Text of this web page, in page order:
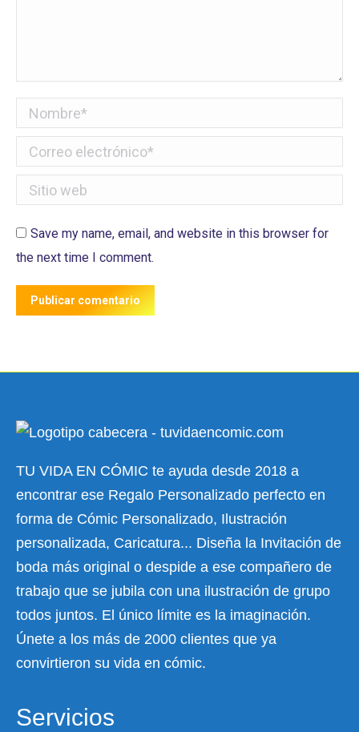
Nombre *
Correo electrónico *
Sitio web
Save my name, email, and website in this browser for
the next time I comment.
Publicar comentario
TU VIDA EN CÓMIC te ayuda desde 2018 a
encontrar ese Regalo Personalizado perfecto en
forma de Cómic Personalizado, Ilustración
personalizada, Caricatura... Diseña la Invitación de
boda más original o despide a ese compañero de
trabajo que se jubila con una ilustración de grupo
todos juntos. El único límite es la imaginación.
Únete a los más de 2000 clientes que ya
convirtieron su vida en cómic.
Servicios